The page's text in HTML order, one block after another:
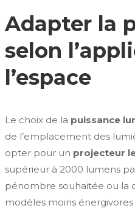
Adapter la
selon
l’espace
Le choix de la puissance
de l’emplacement des
opter pour un projecteur
supérieur à 2000 lumens
pénombre souhaitée ou la
modèles moins